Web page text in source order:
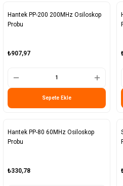
Hantek PP-200 200MHz Osiloskop
Probu
₺907,97
Sepete Ekle
Hantek PP-80 60MHz Osiloskop
Probu
₺330,78